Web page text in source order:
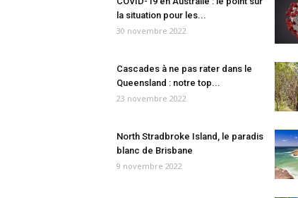
la situation pour les...
30 novembre 2022
Cascades à ne pas rater dans le
Queensland : notre top...
23 novembre 2022
North Stradbroke Island, le paradis
blanc de Brisbane
9 novembre 2022